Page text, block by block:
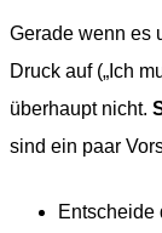
Gerade wenn es
Druck auf („Ich
überhaupt nicht.
sind ein paar
Entscheide